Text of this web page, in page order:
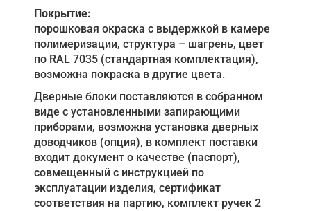
Покрытие:
порошковая окраска с выдержкой в камере
полимеризации, структура – шагрень, цвет
по RAL 7035 (стандартная комплектация),
возможна покраска в другие цвета.
Дверные блоки поставляются в собранном
виде с установленными запирающими
приборами, возможна установка дверных
доводчиков (опция), в комплект поставки
входит документ о качестве (паспорт),
совмещенный с инструкцией по
эксплуатации изделия, сертификат
соответствия на партию, комплект ручек 2